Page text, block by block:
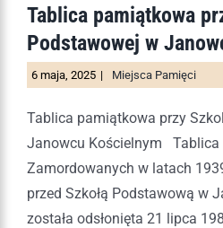
Tablica pamiątkowa
Podstawowej w
6 maja, 2025 | Miejsca Pamięci
Tablica pamiątkowa przy
Janowcu Kościelnym Tablica
Zamordowanych w latach
przed Szkołą Podstawową w
została odsłonięta 21 lipca